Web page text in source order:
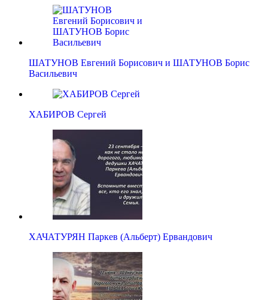
ШАТУНОВ Евгений Борисович и ШАТУНОВ Борис
Васильевич
ХАБИРОВ Сергей
ХАЧАТУРЯН Паркев (Альберт) Ервандович